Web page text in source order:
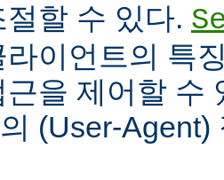
할 수 있다.
라이언트의 특
근을 제어할 수
(User-